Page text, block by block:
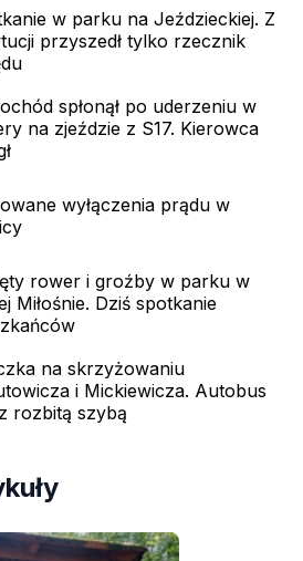
w parku na Jeździeckiej. Z
przyszedł tylko rzecznik
spłonął po uderzeniu w
na zjeździe z S17. Kierowca
wyłączenia prądu w
rower i groźby w parku w
Miłośnie. Dziś spotkanie
na skrzyżowaniu
i Mickiewicza. Autobus
rozbitą szybą